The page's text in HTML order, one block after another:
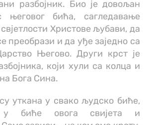
разбојник. Био је довољан
његовог бића, сагледавање
Христове љубави, да
преобрази и да уђе заједно са
Његово. Други крст је
који хули са колца и
Бога Сина.
уткана у свако људско биће,
биће овога свијета и